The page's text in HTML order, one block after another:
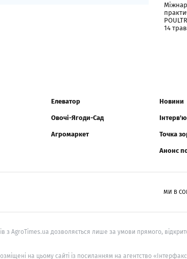
14
Елеватор
Овочі-Ягоди-Сад
Агромаркет
Новини
Інтерв'ю
Точка
Анонс
МИ В
з AgroTimes.ua дозволяється лише за умови прямого,
на цьому сайті із посиланням на агентство